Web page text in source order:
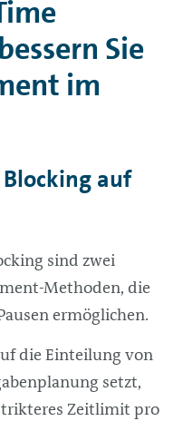
Sie
im
auf
sind zwei
Methoden, die
ermöglichen.
die Einteilung von
setzt,
Zeitlimit pro